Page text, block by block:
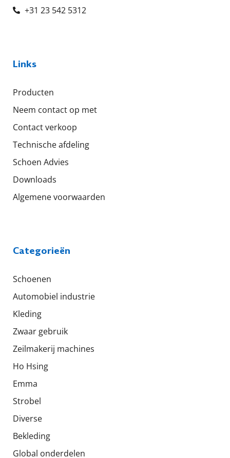
+31 23 542 5312
Links
Producten
Neem contact op met
Contact verkoop
Technische afdeling
Schoen Advies
Downloads
Algemene voorwaarden
Categorieën
Schoenen
Automobiel industrie
Kleding
Zwaar gebruik
Zeilmakerij machines
Ho Hsing
Emma
Strobel
Diverse
Bekleding
Global onderdelen